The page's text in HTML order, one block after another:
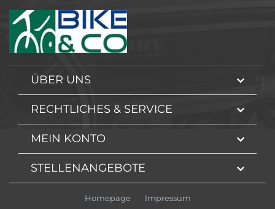
ÜBER UNS
RECHTLICHES & SERVICE
MEIN KONTO
STELLENANGEBOTE
Homepage Impressum